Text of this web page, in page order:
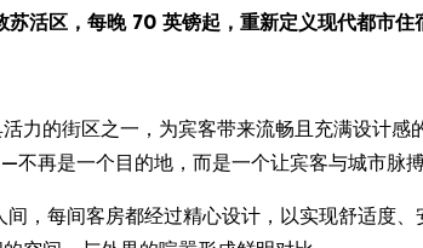
苏活区，每晚 70 英镑起，重新定义现代都市住
的街区之一，为宾客带来流畅且充满设计感
再是一个目的地，而是一个让宾客与城市脉搏
，每间客房都经过精心设计，以实现舒适度